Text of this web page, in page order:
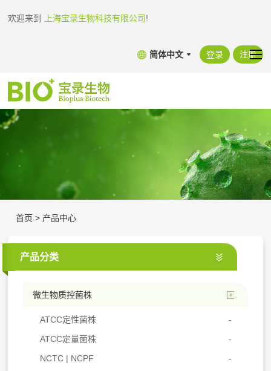
欢迎来到 上海宝录生物科技有限公司!
简体中文 登录 注册
首页 > 产品中心
产品分类
微生物质控菌株
ATCC定性菌株
ATCC定量菌株
NCTC | NCPF